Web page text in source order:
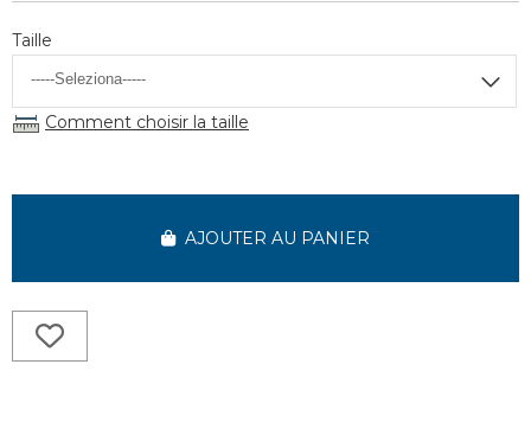
Taille
Comment choisir la taille
AJOUTER AU PANIER